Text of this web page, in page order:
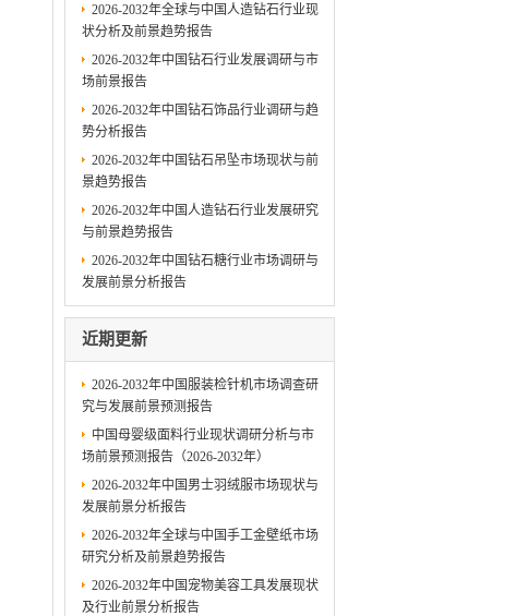
2026-2032年全球与中国人造钻石行业现
状分析及前景趋势报告
2026-2032年中国钻石行业发展调研与市
场前景报告
2026-2032年中国钻石饰品行业调研与趋
势分析报告
2026-2032年中国钻石吊坠市场现状与前
景趋势报告
2026-2032年中国人造钻石行业发展研究
与前景趋势报告
2026-2032年中国钻石糖行业市场调研与
发展前景分析报告
近期更新
2026-2032年中国服装检针机市场调查研
究与发展前景预测报告
中国母婴级面料行业现状调研分析与市
场前景预测报告（2026-2032年）
2026-2032年中国男士羽绒服市场现状与
发展前景分析报告
2026-2032年全球与中国手工金壁纸市场
研究分析及前景趋势报告
2026-2032年中国宠物美容工具发展现状
及行业前景分析报告